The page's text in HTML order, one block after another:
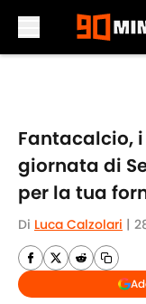
Fantacalcio,
giornata di
per la tua
Di Luca Calzolari |